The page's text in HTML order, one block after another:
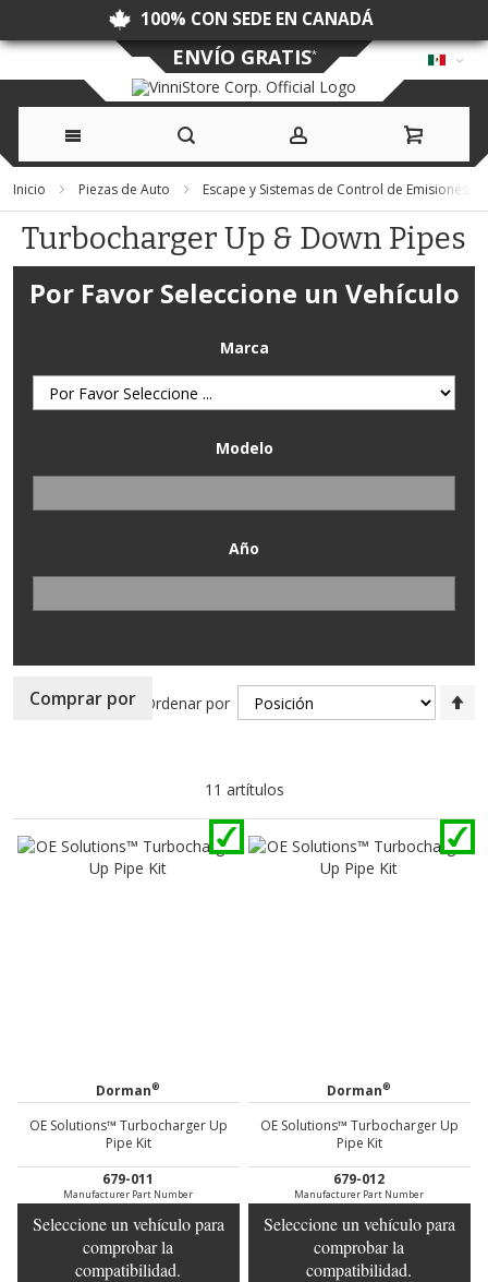
SIN DERECHOS NI TASAS ADUANERAS
Ir
al
contenido
ENVÍO GRATIS*
Inicio Piezas de Auto Escape y Sistemas de Control de Emisiones
Turbocharger Up & Down Pipes
Por Favor Seleccione un Vehículo
Marca
Modelo
Año
11 artítulos
Ordenar por
Dorman®
OE Solutions™ Turbocharger Up
Pipe Kit
679-011
Manufacturer Part Number
Seleccione un vehículo para
comprobar la
compatibilidad.
Dorman®
OE Solutions™ Turbocharger Up
Pipe Kit
679-012
Manufacturer Part Number
Seleccione un vehículo para
comprobar la
compatibilidad.
Comprar por